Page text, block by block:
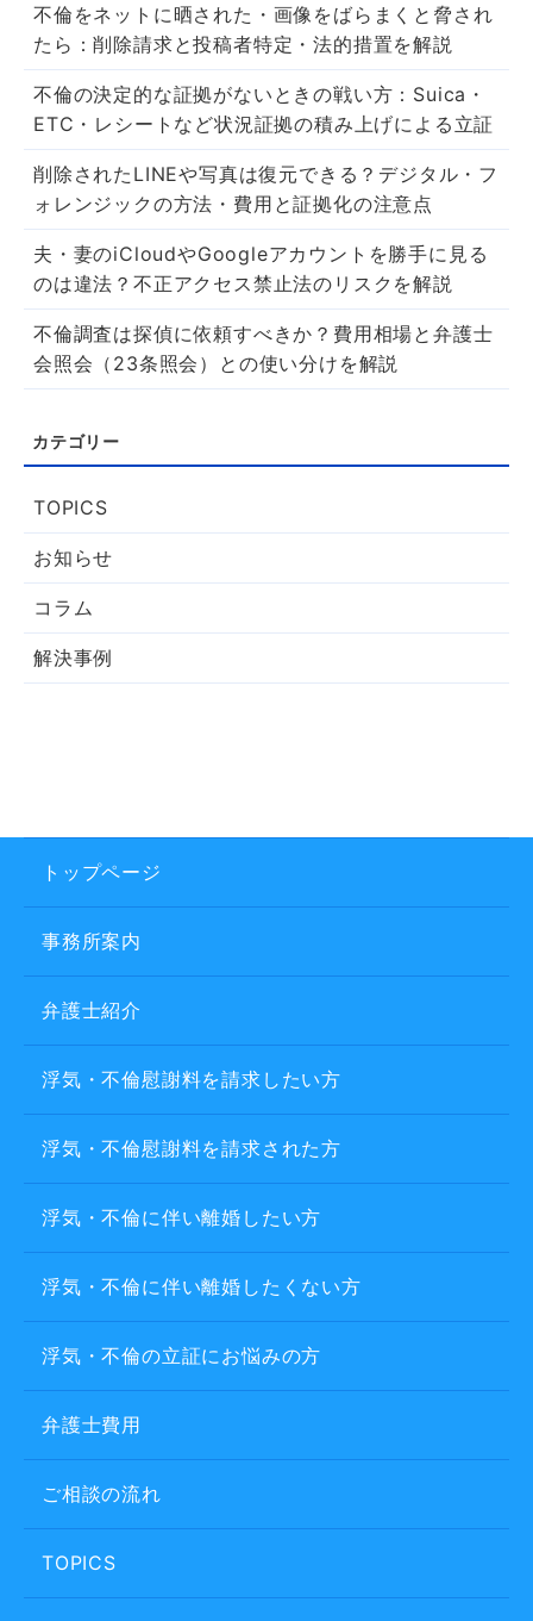
不倫をネットに晒された・画像をばらまくと脅され
たら：削除請求と投稿者特定・法的措置を解説
不倫の決定的な証拠がないときの戦い方：Suica・
ETC・レシートなど状況証拠の積み上げによる立証
削除されたLINEや写真は復元できる？デジタル・フ
ォレンジックの方法・費用と証拠化の注意点
夫・妻のiCloudやGoogleアカウントを勝手に見る
のは違法？不正アクセス禁止法のリスクを解説
不倫調査は探偵に依頼すべきか？費用相場と弁護士
会照会（23条照会）との使い分けを解説
TOPICS
お知らせ
コラム
解決事例
トップページ
事務所案内
弁護士紹介
浮気・不倫慰謝料を請求したい方
浮気・不倫慰謝料を請求された方
浮気・不倫に伴い離婚したい方
浮気・不倫に伴い離婚したくない方
浮気・不倫の立証にお悩みの方
弁護士費用
ご相談の流れ
TOPICS